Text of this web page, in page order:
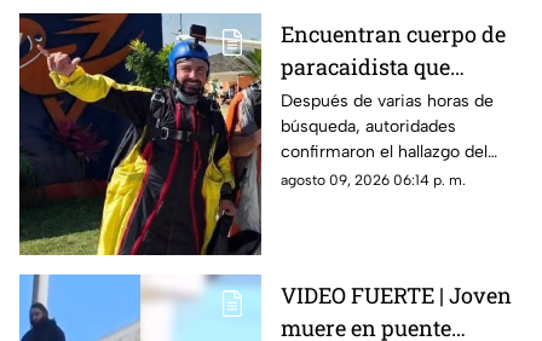
Encuentran cuerpo de
paracaidista que
desapareció durante
actividad en Puente de
Ixtla
Después de varias horas de
búsqueda, autoridades
confirmaron el hallazgo del
deportista en la zona sur de
agosto 09, 2026 06:14 p. m.
VIDEO FUERTE | Joven
muere en puente